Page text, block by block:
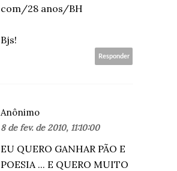
com/28 anos/BH
Bjs!
Responder
Anônimo
8 de fev. de 2010, 11:10:00
EU QUERO GANHAR PÃO E
POESIA ... E QUERO MUITO